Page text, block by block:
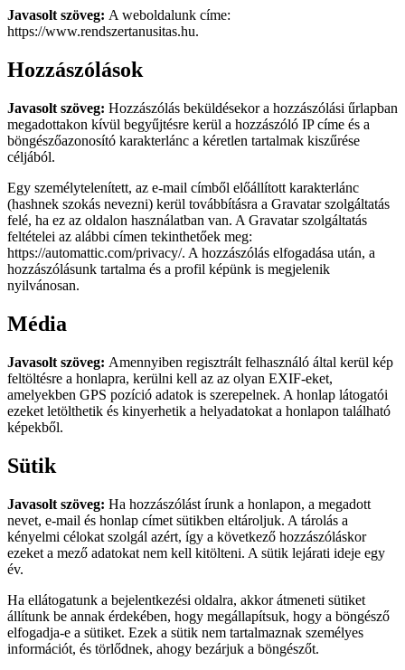
Javasolt szöveg: A weboldalunk címe:
https://www.rendszertanusitas.hu.
Hozzászólások
Javasolt szöveg: Hozzászólás beküldésekor a hozzászólási űrlapban
megadottakon kívül begyűjtésre kerül a hozzászóló IP címe és a
böngészőazonosító karakterlánc a kéretlen tartalmak kiszűrése
céljából.
Egy személytelenített, az e-mail címből előállított karakterlánc
(hashnek szokás nevezni) kerül továbbításra a Gravatar szolgáltatás
felé, ha ez az oldalon használatban van. A Gravatar szolgáltatás
feltételei az alábbi címen tekinthetőek meg:
https://automattic.com/privacy/. A hozzászólás elfogadása után, a
hozzászólásunk tartalma és a profil képünk is megjelenik
nyilvánosan.
Média
Javasolt szöveg: Amennyiben regisztrált felhasználó által kerül kép
feltöltésre a honlapra, kerülni kell az az olyan EXIF-eket,
amelyekben GPS pozíció adatok is szerepelnek. A honlap látogatói
ezeket letölthetik és kinyerhetik a helyadatokat a honlapon található
képekből.
Sütik
Javasolt szöveg: Ha hozzászólást írunk a honlapon, a megadott
nevet, e-mail és honlap címet sütikben eltároljuk. A tárolás a
kényelmi célokat szolgál azért, így a következő hozzászóláskor
ezeket a mező adatokat nem kell kitölteni. A sütik lejárati ideje egy
év.
Ha ellátogatunk a bejelentkezési oldalra, akkor átmeneti sütiket
állítunk be annak érdekében, hogy megállapítsuk, hogy a böngésző
elfogadja-e a sütiket. Ezek a sütik nem tartalmaznak személyes
információt, és törlődnek, ahogy bezárjuk a böngészőt.